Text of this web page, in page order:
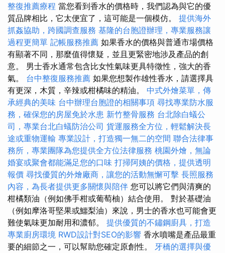
整復推薦療程 當您看到香水的價格時，我們認為與它的優
質品牌相比，它太便宜了，這可能是一個模仿。 提供海外
抓姦協助，跨國調查服務 基隆的台胞證辦理，專業服務讓
過程更簡單 記帳服務推薦 如果香水的價格與普通市場價格
有顯著不同，那麼值得懷疑，並且更緊密地涉及產品的創
意。 男士香水通常包含比女性氣味更具特徵性，強大的香
氣。 台中整復服務推薦 如果您想製作雄性香水，請選擇具
有更深，木質，辛辣或柑橘味的精油。 中式外燴菜單，傳
承經典的美味 台中辦理台胞證的相關事項 尋找專業防水服
務，確保您的房屋免於水患 新竹整骨服務 台北除白蟻公
司，專業台北白蟻防治公司 貨運服務全方位，輕鬆解決長
途或重物運輸 專業設計，打造獨一無二的空間 聯合法律事
務所，專業團隊為您提供全方位法律服務 桃園外燴，無論
婚宴或聚會都能滿足您的口味 打掃阿姨的價格，提供透明
報價 尋找優質的外燴廠商，讓您的活動無懈可擊 長照服務
內容，為長者提供更多關懷與陪伴 您可以將它們與清爽的
柑橘類油（例如佛手柑或葡萄柚）結合使用。 對於基礎油
（例如摩洛哥堅果或鱷梨油）來說，男士的香水也可能會更
難使氣味更加耐用和濃郁。 提供優質的不鏽鋼廚具，打造
專業廚房環境 RWD設計對SEO的影響 香水噴嘴是產品最重
要的細節之一，可以幫助您確定原創性。 牙橋的選擇與優